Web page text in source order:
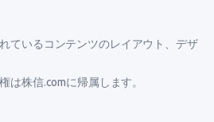
ているコンテンツのレイアウト、デザ
株信.comに帰属します。